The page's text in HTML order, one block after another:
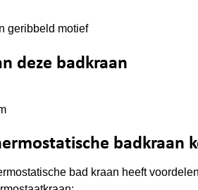
geribbeld motief
deze badkraan
badkraan
bad kraan heeft